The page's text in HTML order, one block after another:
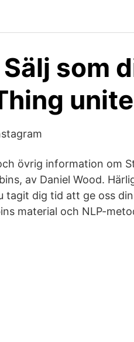
som
övrig information om
av Daniel Wood.
tagit dig tid att ge oss
material och NLP-